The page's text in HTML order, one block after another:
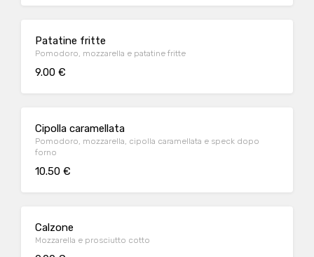
Patatine fritte
Pomodoro, mozzarella e patatine fritte
9.00 €
Cipolla caramellata
Pomodoro, mozzarella, cipolla caramellata e speck dopo
forno
10.50 €
Calzone
Mozzarella e prosciutto cotto